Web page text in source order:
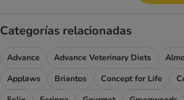
Categorías relacionadas
Advance Advance Veterinary Diets
Applaws
Briantos Concept for Life